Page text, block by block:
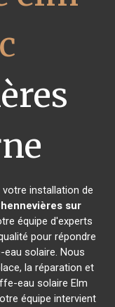
installation de
sur
équipe d'experts
pour répondre
solaire. Nous
la réparation et
eau solaire Elm
équipe intervient